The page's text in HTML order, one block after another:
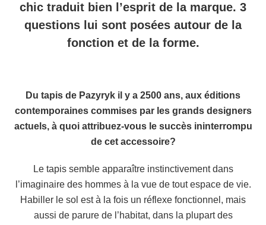
chic traduit bien l’esprit de la marque. 3
questions lui sont posées autour de la
fonction et de la forme.
Du tapis de Pazyryk il y a 2500 ans, aux éditions
contemporaines commises par les grands designers
actuels, à quoi attribuez-vous le succès ininterrompu
de cet accessoire?
Le tapis semble apparaître instinctivement dans
l’imaginaire des hommes à la vue de tout espace de vie.
Habiller le sol est à la fois un réflexe fonctionnel, mais
aussi de parure de l’habitat, dans la plupart des